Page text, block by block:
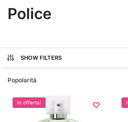
Police
SHOW FILTERS
In offerta!